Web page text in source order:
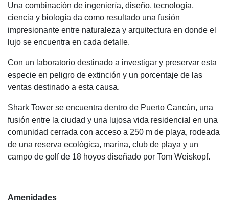
Una combinación de ingeniería, diseño, tecnología,
ciencia y biología da como resultado una fusión
impresionante entre naturaleza y arquitectura en donde el
lujo se encuentra en cada detalle.
Con un laboratorio destinado a investigar y preservar esta
especie en peligro de extinción y un porcentaje de las
ventas destinado a esta causa.
Shark Tower se encuentra dentro de Puerto Cancún, una
fusión entre la ciudad y una lujosa vida residencial en una
comunidad cerrada con acceso a 250 m de playa, rodeada
de una reserva ecológica, marina, club de playa y un
campo de golf de 18 hoyos diseñado por Tom Weiskopf.
Amenidades